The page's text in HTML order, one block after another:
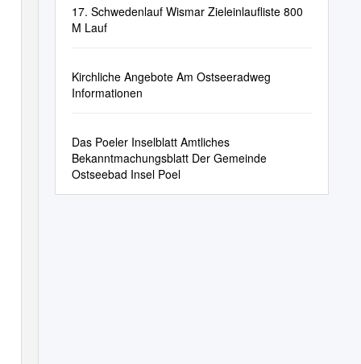
17. Schwedenlauf Wismar Zieleinlaufliste 800
M Lauf
Kirchliche Angebote Am Ostseeradweg
Informationen
Das Poeler Inselblatt Amtliches
Bekanntmachungsblatt Der Gemeinde
Ostseebad Insel Poel